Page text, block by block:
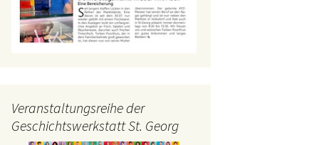
Veranstaltungsreihe der
Geschichtswerkstatt St. Georg